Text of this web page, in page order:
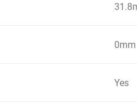
0mm
Yes